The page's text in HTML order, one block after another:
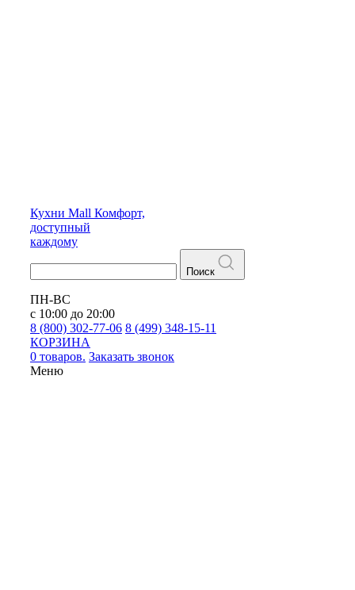
Кухни Mall Комфорт,
доступный
каждому
Поиск
ПН-ВС
с 10:00 до 20:00
8 (800) 302-77-06 8 (499) 348-15-11
КОРЗИНА
0 товаров. Заказать звонок
Меню